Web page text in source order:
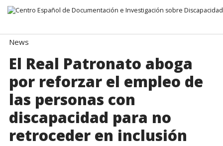
News
El Real Patronato aboga
por reforzar el empleo de
las personas con
discapacidad para no
retroceder en inclusión